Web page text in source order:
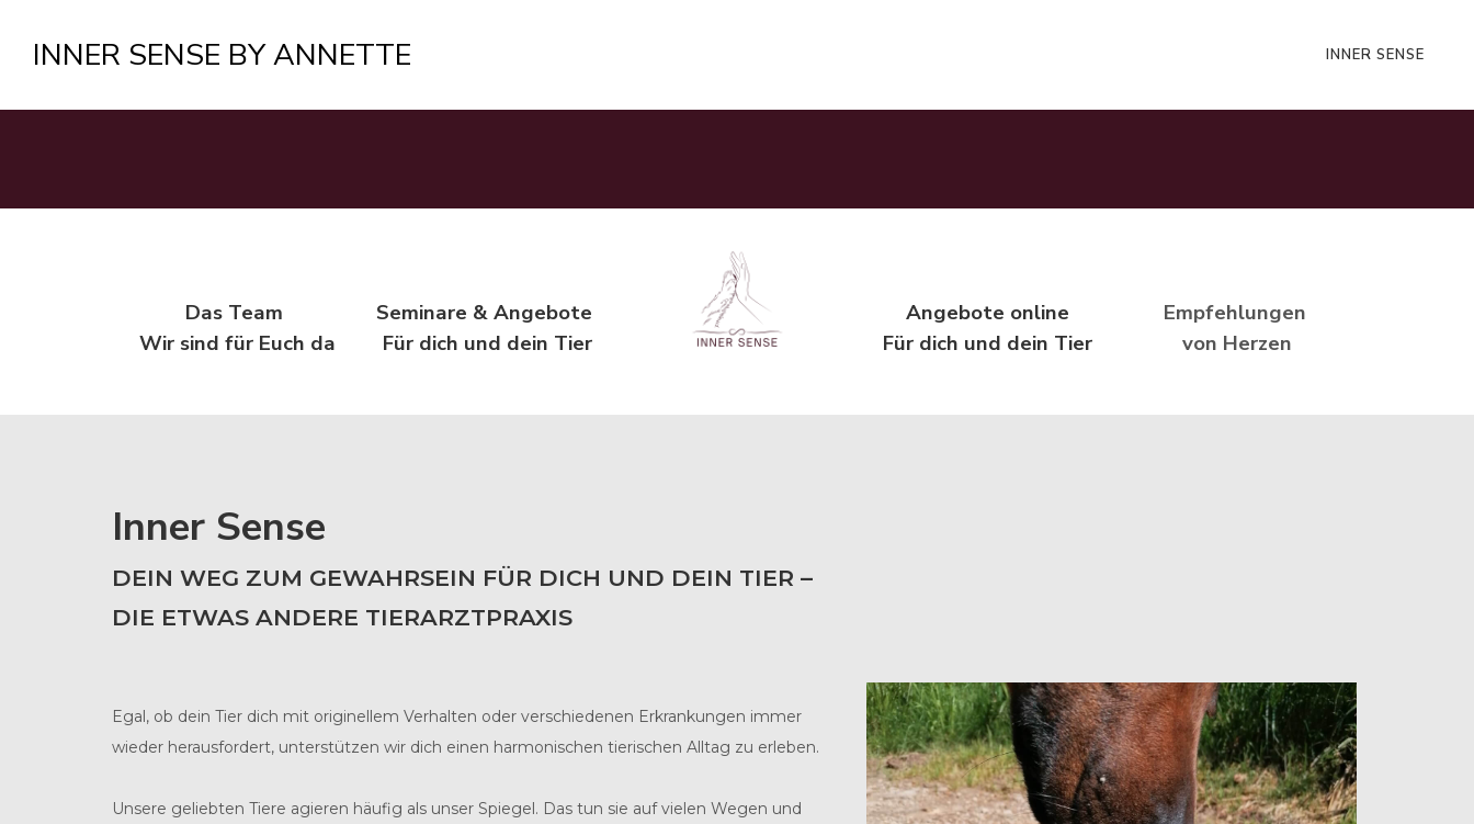
INNER SENSE BY ANNETTE INNER SENSE
Das Team
Wir sind für Euch da
Seminare & Angebote
Für dich und dein Tier
Angebote online
Für dich und dein Tier
Empfehlungen
von Herzen
Inner Sense
DEIN WEG ZUM GEWAHRSEIN FÜR DICH UND DEIN TIER –
DIE ETWAS ANDERE TIERARZTPRAXIS
Egal, ob dein Tier dich mit originellem Verhalten oder verschiedenen Erkrankungen immer
wieder herausfordert, unterstützen wir dich einen harmonischen tierischen Alltag zu erleben.
Unsere geliebten Tiere agieren häufig als unser Spiegel. Das tun sie auf vielen Wegen und